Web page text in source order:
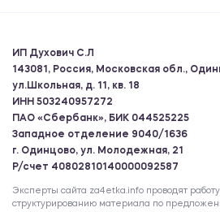
ИП Духович С.Л
143081, Россия, Московская обл.,
ул.Школьная, д. 11, кв. 18
ИНН 503240957272
ПАО «Сбербанк», БИК 044525225
Западное отделение 9040/1636
г. Одинцово, ул. Молодежная, 21
Р/счет 40802810140000092587
Эксперты сайта za4etka.info проводят работу
структурированию материала по